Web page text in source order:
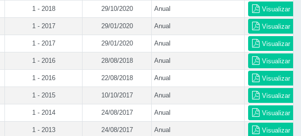
1 - 2018 29/10/2020 Anual
Visualizar
1 - 2017 29/01/2020 Anual
Visualizar
1 - 2017 29/01/2020 Anual
Visualizar
1 - 2016 28/08/2018 Anual
Visualizar
1 - 2016 22/08/2018 Anual
Visualizar
1 - 2015 10/10/2017 Anual
Visualizar
1 - 2014 24/08/2017 Anual
Visualizar
1 - 2013 24/08/2017 Anual Visualizar